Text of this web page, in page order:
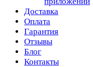
Доставка
Оплата
Гарантия
Отзывы
Блог
Контакты